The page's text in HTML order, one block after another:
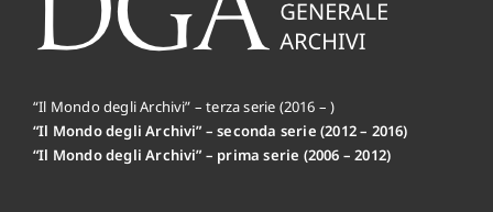
“Il Mondo degli Archivi” – terza serie (2016 – )
“Il Mondo degli Archivi” – seconda serie (2012 – 2016)
“Il Mondo degli Archivi” – prima serie (2006 – 2012)